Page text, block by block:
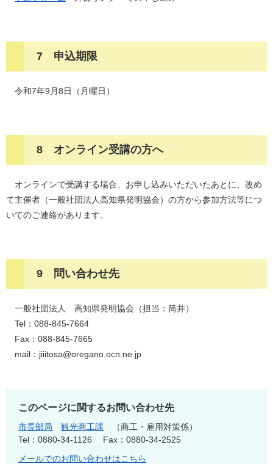
7 申込期限
令和7年9月8日（月曜日）
8 オンライン受講の方へ
オンラインで受講する場合、お申し込みいただいたあとに、改め
て主催者（一般社団法人高知県発明協会）の方から参加方法等につ
いてのご連絡があります。
9 問い合わせ先
一般社団法人 高知県発明協会（担当：筒井）
Tel：088-845-7664
Fax：088-845-7665
mail：jiiitosa@oregano.ocn.ne.jp
このページに関するお問い合わせ先
市長部局 観光商工課
商工・雇用対策係
Tel：0880-34-1126
Fax：0880-34-2525
メールでのお問い合わせはこちら